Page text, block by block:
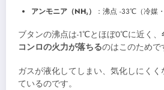
アンモニア（NH₃）
：沸点 -33℃（冷媒
ブタンの沸点は-1℃とほぼ0℃に近く、
コンロの火力が落ちるのはこのためで
ガスが液化してしまい、気化しにくく
ているのです。